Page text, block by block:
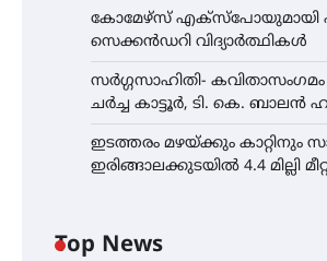
കോമേഴ്സ്
സെക്കൻഡറി വിദ്യാർത്ഥികൾ
സർഗ്ഗസാഹിതി- കവിതാസംഗമം
ചർച്ച കാട്ടൂർ, ടി. കെ. ബാലൻ
ഇടത്തരം മഴയ്ക്കും കാറ്റിനും
ഇരിങ്ങാലക്കുടയിൽ 4.4 മില്ലി
Top News